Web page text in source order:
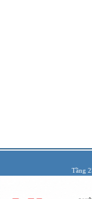
Tầng